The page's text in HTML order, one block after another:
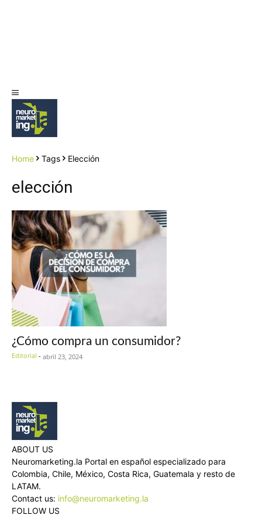
Home Tags Elección
elección
¿Cómo compra un consumidor?
Editorial - abril 23, 2024
ABOUT US
Neuromarketing.la Portal en español especializado para
Colombia, Chile, México, Costa Rica, Guatemala y resto de
LATAM.
Contact us: info@neuromarketing.la
FOLLOW US